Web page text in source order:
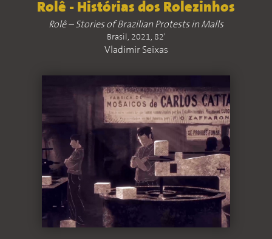
Rolê - Histórias dos Rolezinhos
Rolê – Stories of Brazilian Protests in Malls
Brasil, 2021, 82'
Vladimir Seixas